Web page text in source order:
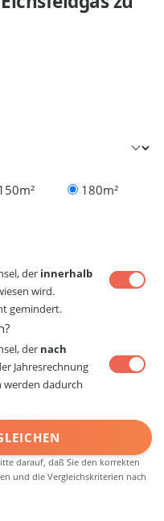
180m²
der innerhalb
wird.
gemindert.
der nach
Jahresrechnung
werden dadurch
darauf, daß Sie den korrekten
und die Vergleichskriterien nach